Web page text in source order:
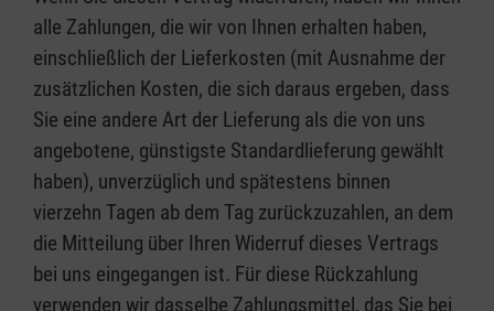
alle Zahlungen, die wir von Ihnen erhalten haben,
einschließlich der Lieferkosten (mit Ausnahme der
zusätzlichen Kosten, die sich daraus ergeben, dass
Sie eine andere Art der Lieferung als die von uns
angebotene, günstigste Standardlieferung gewählt
haben), unverzüglich und spätestens binnen
vierzehn Tagen ab dem Tag zurückzuzahlen, an dem
die Mitteilung über Ihren Widerruf dieses Vertrags
bei uns eingegangen ist. Für diese Rückzahlung
verwenden wir dasselbe Zahlungsmittel, das Sie bei